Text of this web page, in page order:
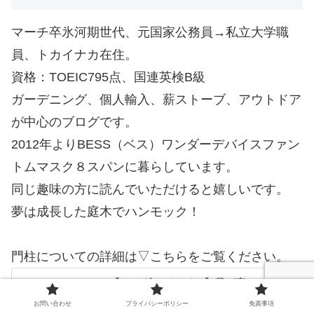
マーチ卒氷河期世代、元国家公務員→私立大学職
員、トカイナカ在住。
資格：TOEIC795点、国連英検B級
ガーデニング、個人輸入、薪ストーブ、アウトドア
が中心のブログです。
2012年よりBESS（ベス）ワンダーデバイスファン
トムマスク８スパンに暮らしています。
同じ趣味の方に読んでいただけると嬉しいです。
夢は成長した庭木でハンモック！
門柱についての詳細は▽こちらをご覧ください。
【ワンダーデバイス】我が家のガルバ
門柱について
先日、ベスの方が門柱の写真を撮りにお越しにな
お問い合わせ プライバシーポリシー 免責事項